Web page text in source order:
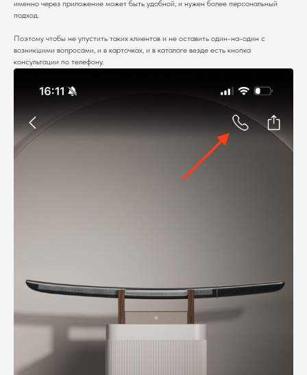
именно через приложение может быть удобной, и нужен более персональный
подход.
Поэтому чтобы не упустить таких клиентов и не оставить один-на-один с
возникшими вопросами, и в карточках, и в каталоге везде есть кнопка
консультации по телефону.